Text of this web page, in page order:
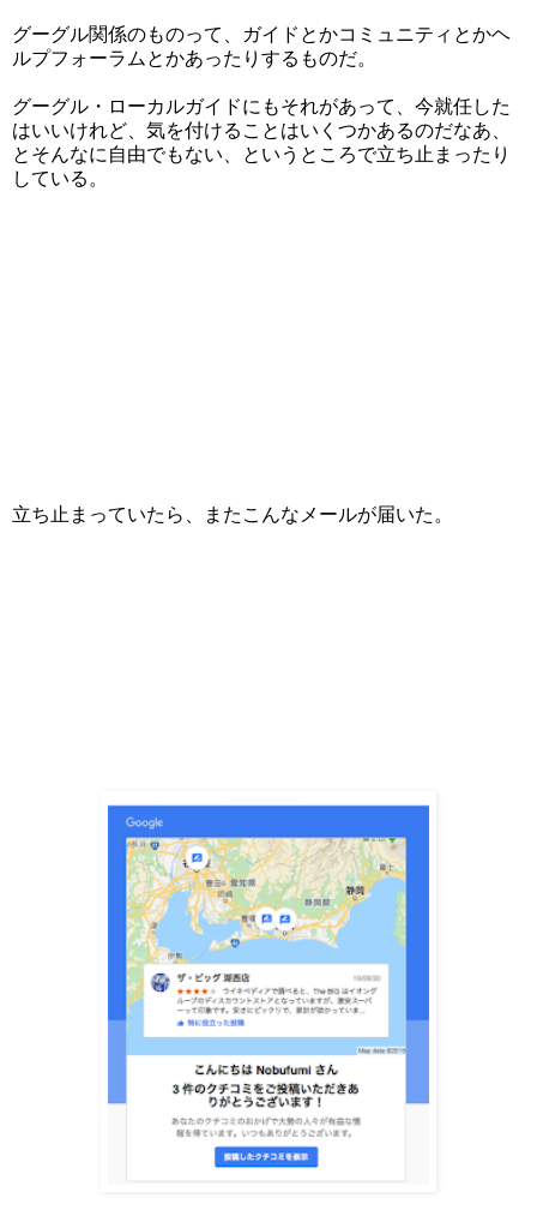
グーグル関係のものって、ガイドとかコミュニティとかヘ
ルプフォーラムとかあったりするものだ。
グーグル・ローカルガイドにもそれがあって、今就任した
はいいけれど、気を付けることはいくつかあるのだなあ、
とそんなに自由でもない、というところで立ち止まったり
している。
立ち止まっていたら、またこんなメールが届いた。